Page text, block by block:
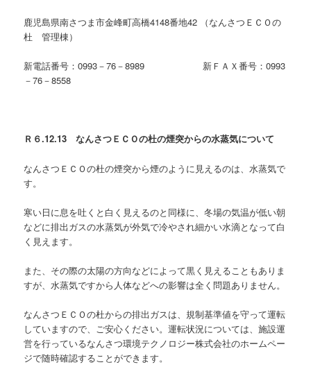
鹿児島県南さつま市金峰町高橋4148番地42 （なんさつＥＣＯの
杜 管理棟）
新電話番号：0993－76－8989 新ＦＡＸ番号：0993
－76－8558
Ｒ６.12.13なんさつＥＣＯの杜の煙突からの水蒸気について
なんさつＥＣＯの杜の煙突から煙のように見えるのは、水蒸気で
す。
寒い日に息を吐くと白く見えるのと同様に、冬場の気温が低い朝
などに排出ガスの水蒸気が外気で冷やされ細かい水滴となって白
く見えます。
また、その際の太陽の方向などによって黒く見えることもありま
すが、水蒸気ですから人体などへの影響は全く問題ありません。
なんさつＥＣＯの杜からの排出ガスは、規制基準値を守って運転
していますので、ご安心ください。運転状況については、施設運
営を行っているなんさつ環境テクノロジー株式会社のホームペー
ジで随時確認することができます。